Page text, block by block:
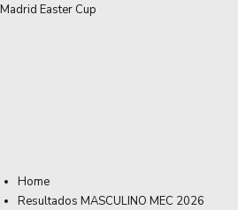
Madrid Easter Cup
Home
Resultados MASCULINO MEC 2026